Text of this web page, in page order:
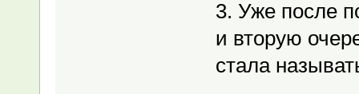
3. Уже после
и вторую
стала